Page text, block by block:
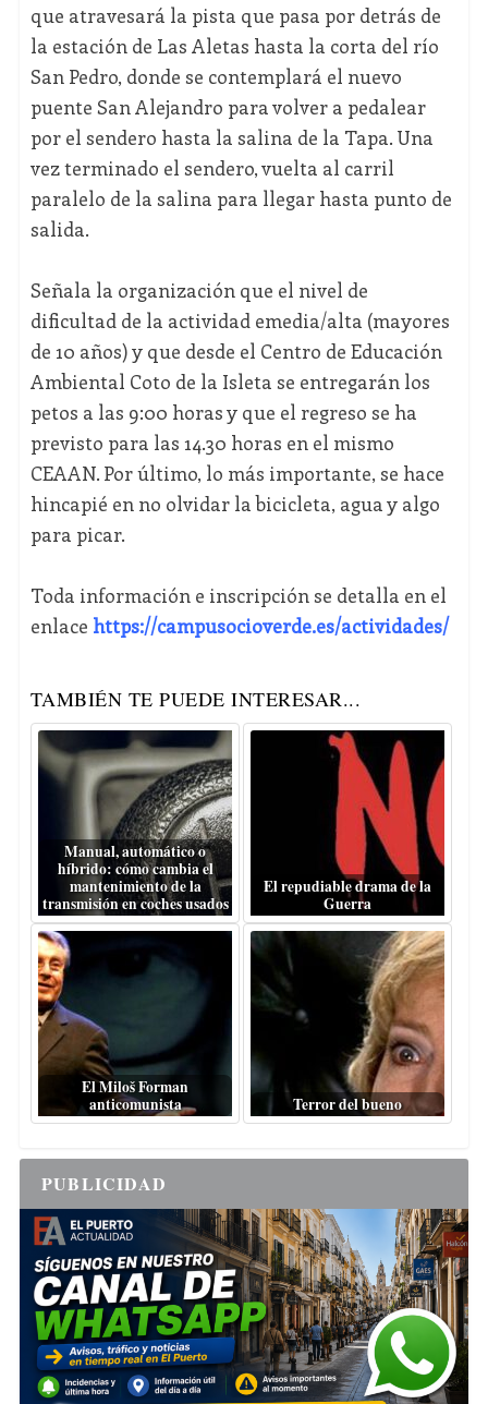
que atravesará la pista que pasa por detrás de
la estación de Las Aletas hasta la corta del río
San Pedro, donde se contemplará el nuevo
puente San Alejandro para volver a pedalear
por el sendero hasta la salina de la Tapa. Una
vez terminado el sendero, vuelta al carril
paralelo de la salina para llegar hasta punto de
salida.
Señala la organización que el nivel de
dificultad de la actividad emedia/alta (mayores
de 10 años) y que desde el Centro de Educación
Ambiental Coto de la Isleta se entregarán los
petos a las 9:00 horas y que el regreso se ha
previsto para las 14.30 horas en el mismo
CEAAN. Por último, lo más importante, se hace
hincapié en no olvidar la bicicleta, agua y algo
para picar.
Toda información e inscripción se detalla en el
enlace https://campusocioverde.es/actividades/
TAMBIÉN TE PUEDE INTERESAR...
Manual, automático o
híbrido: cómo cambia el
mantenimiento de la
transmisión en coches usados
El repudiable drama de la
Guerra
El Miloš Forman
anticomunista
Terror del bueno
PUBLICIDAD